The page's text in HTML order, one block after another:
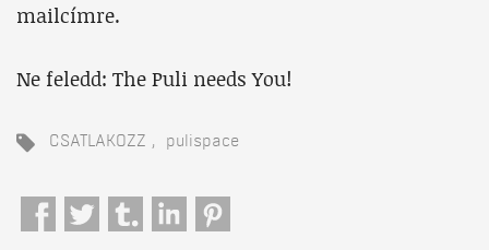
mailcímre.
Ne feledd: The Puli needs You!
CSATLAKOZZ pulispace